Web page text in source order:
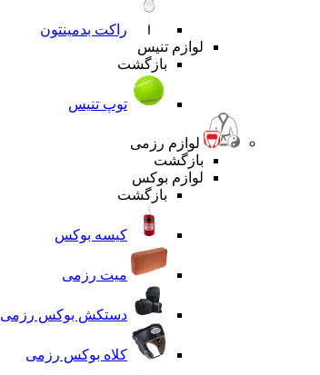
راکت بدمینتون
لوازم تنیس
بازگشت
توپ تنیس
لوازم رزمی
بازگشت
لوازم بوکس
بازگشت
کیسه بوکس
میت رزمی
دستکش بوکس رزمی
کلاه بوکس رزمی